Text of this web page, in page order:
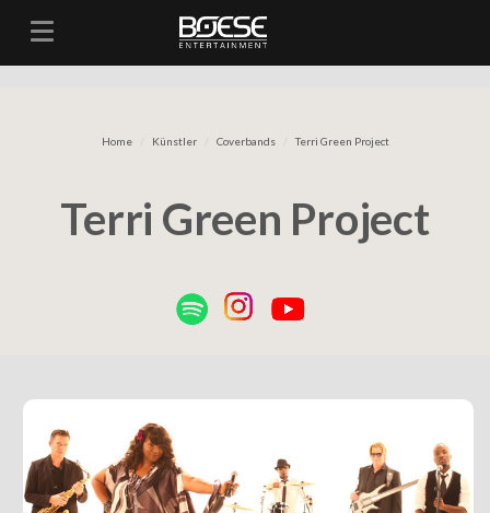
Home Künstler Coverbands Terri Green Project
Terri Green Project